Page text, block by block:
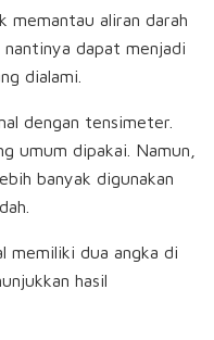
memantau aliran darah
dapat menjadi
dialami.
dengan tensimeter.
umum dipakai. Namun,
banyak digunakan
memiliki dua angka di
hasil